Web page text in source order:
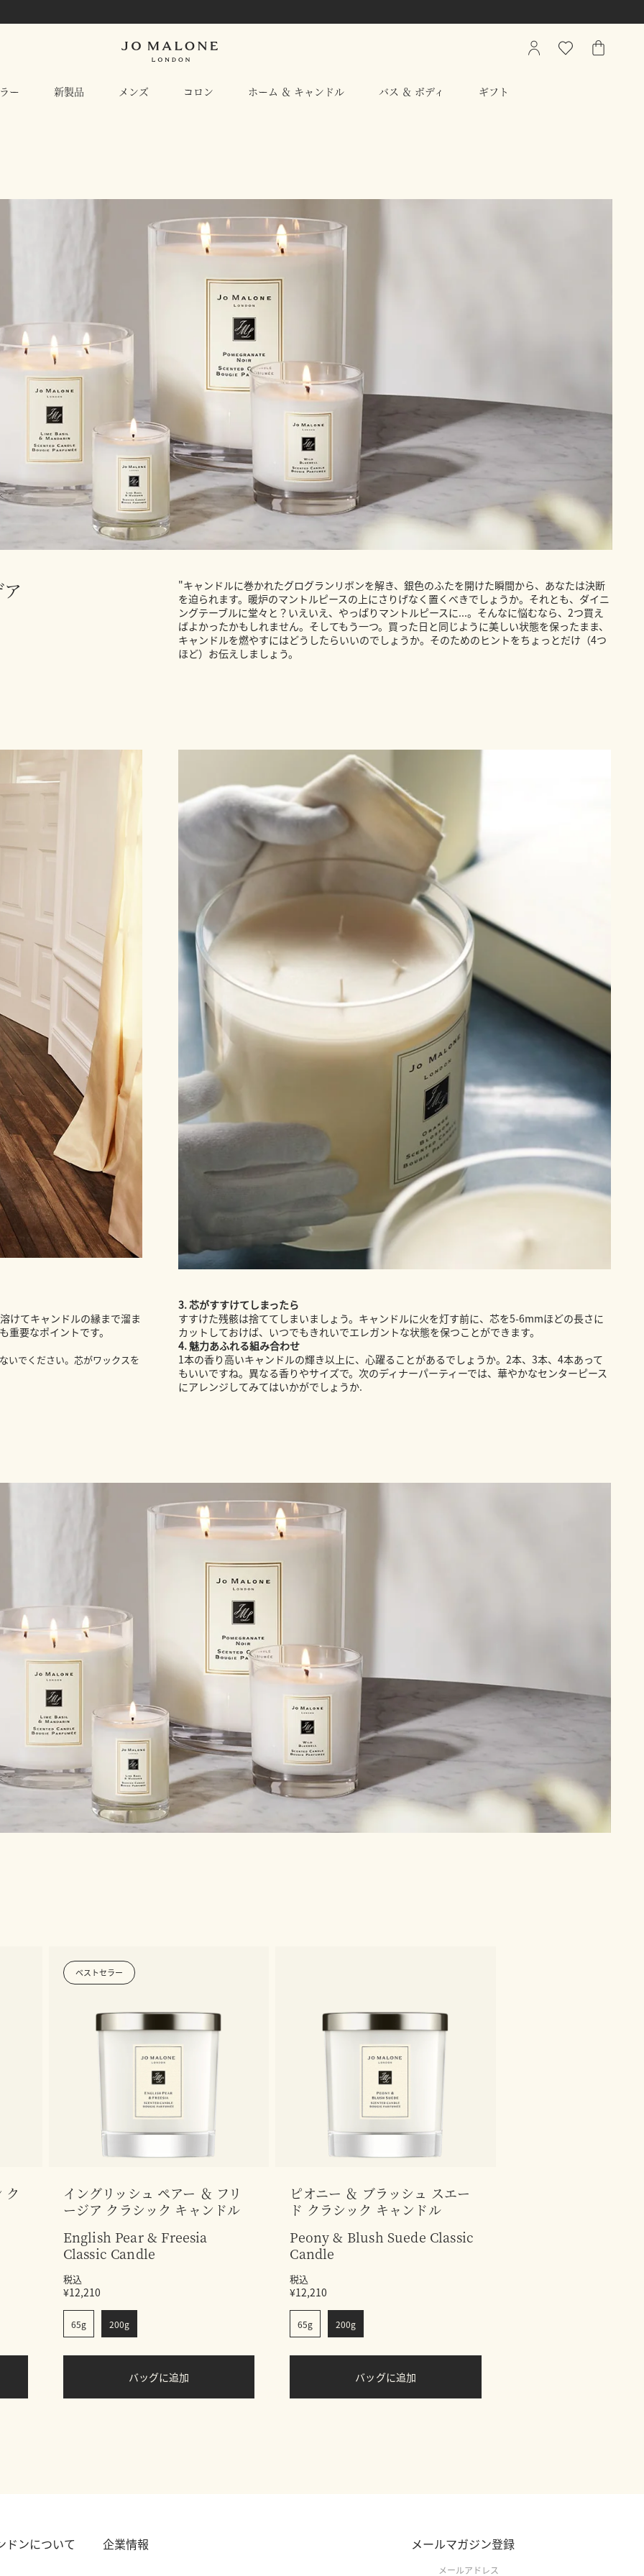
ー 新製品 メンズ コロン ホーム ＆ キャンドル バス ＆ ボディ ギフト
My
ウ
シ
"キャンドルに巻かれたグログランリボンを解き、銀色のふたを開けた瞬間から、あなたは決断
を迫られます。暖炉のマントルピースの上にさりげなく置くべきでしょうか。それとも、ダイニ
ングテーブルに堂々と？いえいえ、やっぱりマントルピースに...。そんなに悩むなら、2つ買え
ばよかったかもしれません。そしてもう一つ。買った日と同じように美しい状態を保ったまま、
キャンドルを燃やすにはどうしたらいいのでしょうか。そのためのヒントをちょっとだけ（4つ
ほど）お伝えしましょう。
けてキャンドルの縁まで溜ま
重要なポイントです。
いでください。芯がワックスを
3.芯がすすけてしまったら
すすけた残骸は捨ててしまいましょう。キャンドルに火を灯す前に、芯を5-6mmほどの長さに
カットしておけば、いつでもきれいでエレガントな状態を保つことができます。
4. 魅力あふれる組み合わせ
1本の香り高いキャンドルの輝き以上に、心躍ることがあるでしょうか。2本、3本、4本あって
もいいですね。異なる香りやサイズで。次のディナーパーティーでは、華やかなセンターピース
にアレンジしてみてはいかがでしょうか.
ク
ベストセラー
イングリッシュ ペアー ＆ フリ
ージア クラシック キャンドル
English Pear & Freesia
Classic Candle
税込
¥12,210
65g 200g
バッグに追加
ピオニー ＆ ブラッシュ スエー
ド クラシック キャンドル
Peony & Blush Suede Classic
Candle
税込
¥12,210
65g 200g
バッグに追加
メールマガジン登録
ドンについて 企業情報